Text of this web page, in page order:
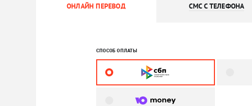
ОНЛАЙН ПЕРЕВОД СМС С ТЕЛЕФОНА
СПОСОБ ОПЛАТЫ